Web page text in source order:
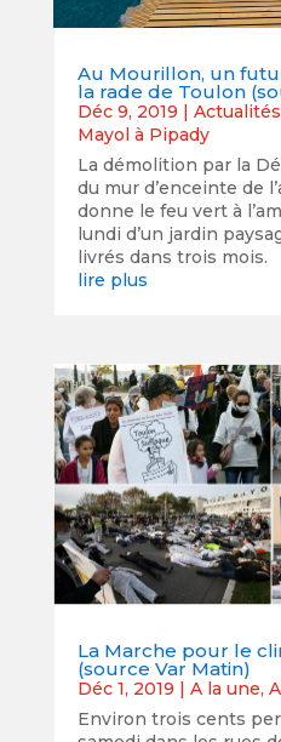
Au Mourillon, un
la rade de Toulon
Déc 9, 2019 |
Mayol à Pipady
La démolition par la
du mur d’enceinte de
donne le feu vert à
lundi d’un jardin
livrés dans trois mois.
lire plus
La Marche pour le
(source Var Matin)
Déc 1, 2019 A la une,
Environ trois cents